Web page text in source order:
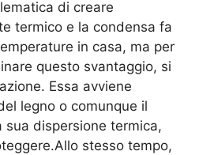
di creare
termico e la condensa fa
in casa, ma per
questo svantaggio, si
Essa avviene
legno o comunque il
sua dispersione termica,
stesso tempo,